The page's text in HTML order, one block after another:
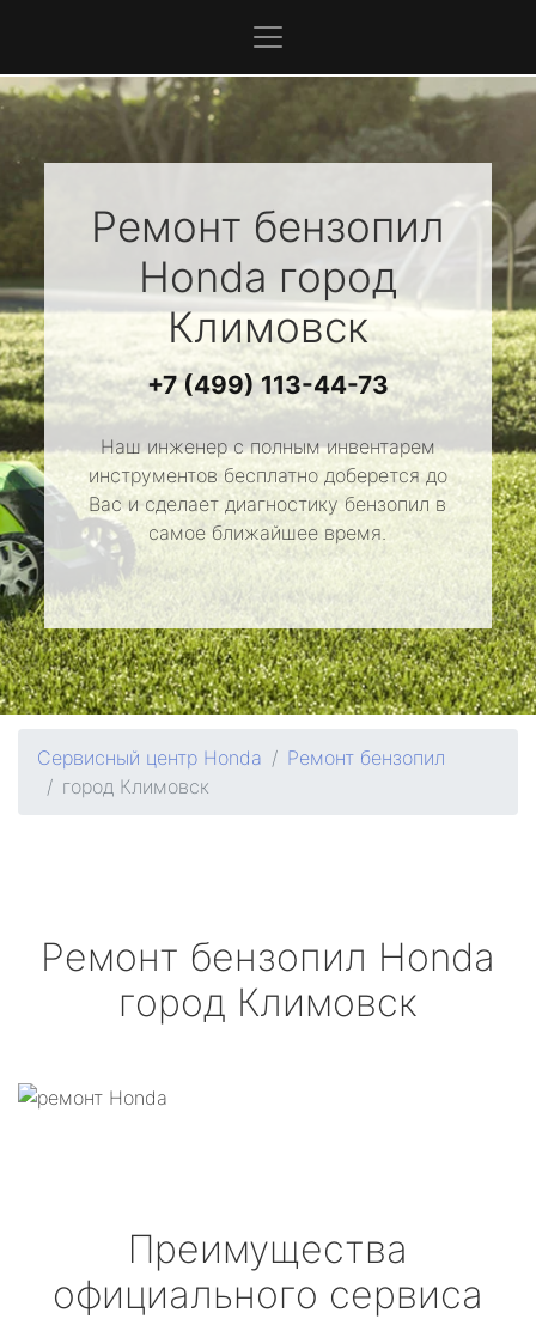
Ремонт бензопил
Honda город
Климовск
+7 (499) 113-44-73
Наш инженер с полным инвентарем
инструментов бесплатно доберется до
Вас и сделает диагностику бензопил в
самое ближайшее время.
Сервисный центр Honda
Ремонт бензопил
город Климовск
Ремонт бензопил Honda
город Климовск
Преимущества
официального сервиса